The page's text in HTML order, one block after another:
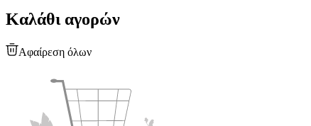
Καλάθι αγορών
Αφαίρεση όλων